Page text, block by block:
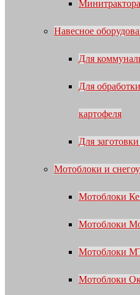
Навесное
Для
Для
картофеля
Для
Мотоблоки и
Мотоблоки
Мотоблоки
Мотоблоки
Мотоблоки